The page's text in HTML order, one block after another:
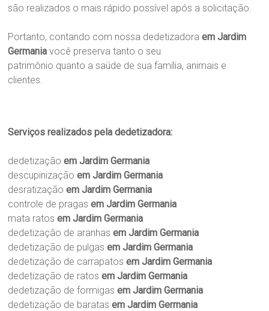
são realizados o mais rápido possível após a solicitação.
Portanto, contando com nossa dedetizadora em Jardim
Germania você preserva tanto o seu
patrimônio quanto a saúde de sua família, animais e
clientes.
Serviços realizados pela dedetizadora:
dedetização em Jardim Germania
descupinização em Jardim Germania
desratização em Jardim Germania
controle de pragas em Jardim Germania
mata ratos em Jardim Germania
dedetização de aranhas em Jardim Germania
dedetização de pulgas em Jardim Germania
dedetização de carrapatos em Jardim Germania
dedetização de ratos em Jardim Germania
dedetização de formigas em Jardim Germania
dedetização de baratas em Jardim Germania